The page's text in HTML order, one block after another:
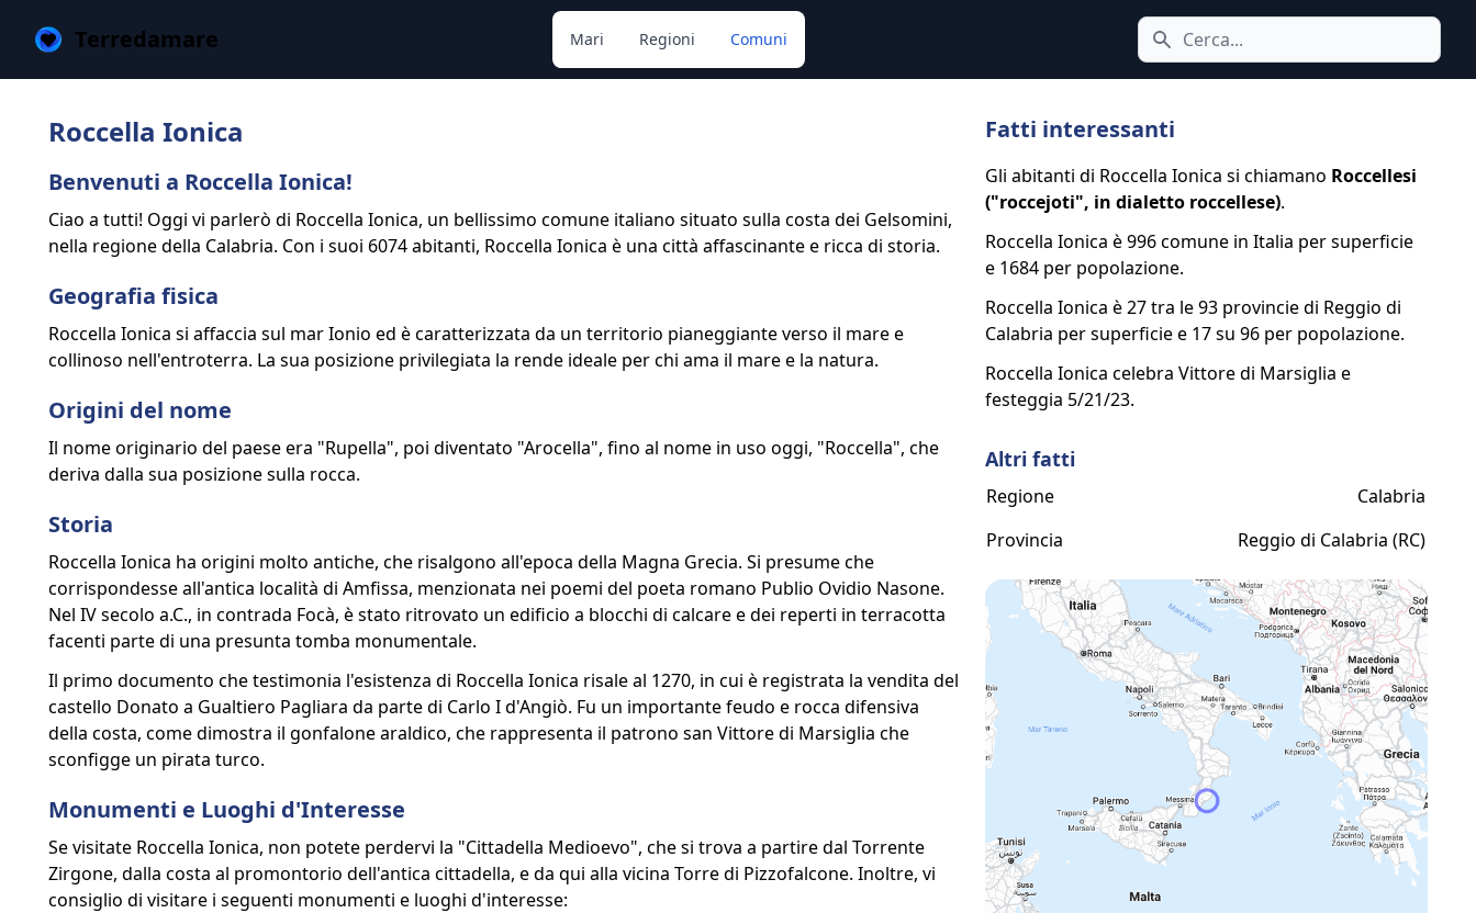
Terredamare Cerca icona
Mari Regioni Comuni
Roccella Ionica
Benvenuti a Roccella Ionica!
Ciao a tutti! Oggi vi parlerò di Roccella Ionica, un bellissimo comune italiano situato sulla costa dei Gelsomini,
nella regione della Calabria. Con i suoi 6074 abitanti, Roccella Ionica è una città affascinante e ricca di storia.
Geografia fisica
Roccella Ionica si affaccia sul mar Ionio ed è caratterizzata da un territorio pianeggiante verso il mare e
collinoso nell'entroterra. La sua posizione privilegiata la rende ideale per chi ama il mare e la natura.
Origini del nome
Il nome originario del paese era "Rupella", poi diventato "Arocella", fino al nome in uso oggi, "Roccella", che
deriva dalla sua posizione sulla rocca.
Storia
Roccella Ionica ha origini molto antiche, che risalgono all'epoca della Magna Grecia. Si presume che
corrispondesse all'antica località di Amfissa, menzionata nei poemi del poeta romano Publio Ovidio Nasone.
Nel IV secolo a.C., in contrada Focà, è stato ritrovato un edificio a blocchi di calcare e dei reperti in terracotta
facenti parte di una presunta tomba monumentale.
Il primo documento che testimonia l'esistenza di Roccella Ionica risale al 1270, in cui è registrata la vendita del
castello Donato a Gualtiero Pagliara da parte di Carlo I d'Angiò. Fu un importante feudo e rocca difensiva
della costa, come dimostra il gonfalone araldico, che rappresenta il patrono san Vittore di Marsiglia che
sconfigge un pirata turco.
Monumenti e Luoghi d'Interesse
Se visitate Roccella Ionica, non potete perdervi la "Cittadella Medioevo", che si trova a partire dal Torrente
Zirgone, dalla costa al promontorio dell'antica cittadella, e da qui alla vicina Torre di Pizzofalcone. Inoltre, vi
consiglio di visitare i seguenti monumenti e luoghi d'interesse:
Fatti interessanti
Gli abitanti di Roccella Ionica si chiamano Roccellesi
("roccejoti", in dialetto roccellese).
Roccella Ionica è 996 comune in Italia per superficie
e 1684 per popolazione.
Roccella Ionica è 27 tra le 93 provincie di Reggio di
Calabria per superficie e 17 su 96 per popolazione.
Roccella Ionica celebra Vittore di Marsiglia e
festeggia 5/21/23.
Altri fatti
Regione
Calabria
Provincia
Reggio di Calabria (RC)